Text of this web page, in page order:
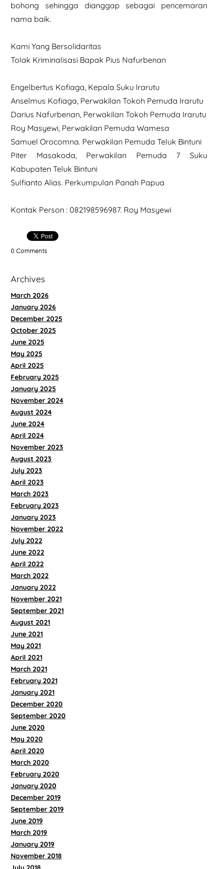
bohong sehingga dianggap sebagai pencemaran
nama baik.
Kami Yang Bersolidaritas
Tolak Kriminalisasi Bapak Pius Nafurbenan
Engelbertus Kofiaga, Kepala Suku Irarutu
Anselmus Kofiaga, Perwakilan Tokoh Pemuda Irarutu
Darius Nafurbenan, Perwakilan Tokoh Pemuda Irarutu
Roy Masyewi, Perwakilan Pemuda Wamesa
Samuel Orocomna. Perwakilan Pemuda Teluk Bintuni
Piter Masakoda, Perwakilan Pemuda 7 Suku
Kabupaten Teluk Bintuni
Sulfianto Alias. Perkumpulan Panah Papua
Kontak Person : 082198596987. Roy Masyewi
0 Comments
Archives
March 2026
January 2026
December 2025
October 2025
June 2025
May 2025
April 2025
February 2025
January 2025
November 2024
August 2024
June 2024
April 2024
November 2023
August 2023
July 2023
April 2023
March 2023
February 2023
January 2023
November 2022
July 2022
June 2022
April 2022
March 2022
January 2022
November 2021
September 2021
August 2021
June 2021
May 2021
April 2021
March 2021
February 2021
January 2021
December 2020
September 2020
June 2020
May 2020
April 2020
March 2020
February 2020
January 2020
December 2019
September 2019
June 2019
March 2019
January 2019
November 2018